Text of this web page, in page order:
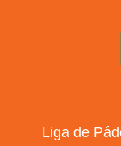
Liga de